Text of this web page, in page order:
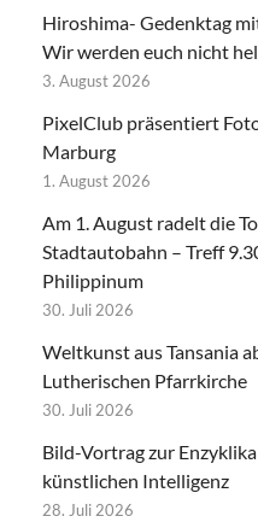
Hiroshima- Gedenktag
Wir werden euch nicht
3. August 2026
PixelClub präsentiert
Marburg
1. August 2026
Am 1. August radelt die
Stadtautobahn – Treff
Philippinum
30. Juli 2026
Weltkunst aus Tansania
Lutherischen Pfarrkirche
30. Juli 2026
Bild-Vortrag zur
künstlichen Intelligenz
28. Juli 2026